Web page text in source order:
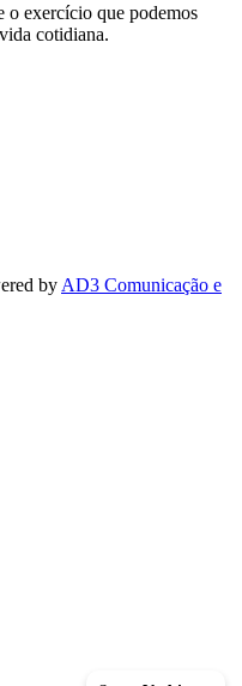
o exercício que podemos
cotidiana.
by AD3 Comunicação e